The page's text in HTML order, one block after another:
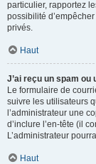
particulier, rapportez
possibilité
privés.
Haut
J’ai reçu un spam ou
Le formulaire de
suivre les utilisateurs
l’administrateur une
d’inclure l’en-tête (il
L’administrateur
Haut